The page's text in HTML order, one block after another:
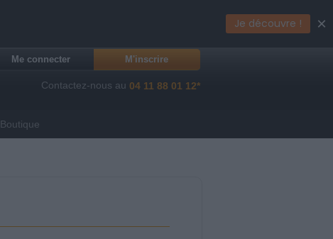
Me connecter M'inscrire
Contactez-nous au 04 11 88 01 12*
Boutique
Je découvre ! ×